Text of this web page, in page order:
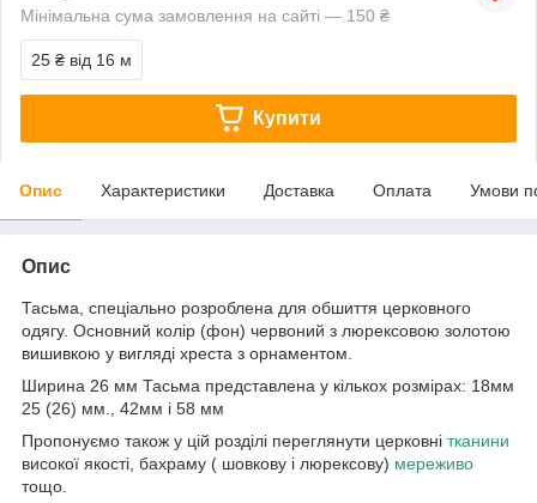
Мінімальна сума замовлення на сайті — 150 ₴
25 ₴ від 16 м
Купити
Опис Характеристики Доставка Оплата Умови
Опис
Тасьма, спеціально розроблена для обшиття церковного
одягу. Основний колір (фон) червоний з люрексовою золотою
вишивкою у вигляді хреста з орнаментом.
Ширина 26 мм Тасьма представлена у кількох розмірах: 18мм
25 (26) мм., 42мм і 58 мм
Пропонуємо також у цій розділі переглянути церковні тканини
високої якості, бахраму ( шовкову і люрексову) мереживо
тощо.